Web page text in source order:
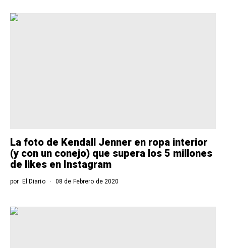
La foto de Kendall Jenner en ropa interior
(y con un conejo) que supera los 5 millones
de likes en Instagram
por El Diario 08 de Febrero de 2020